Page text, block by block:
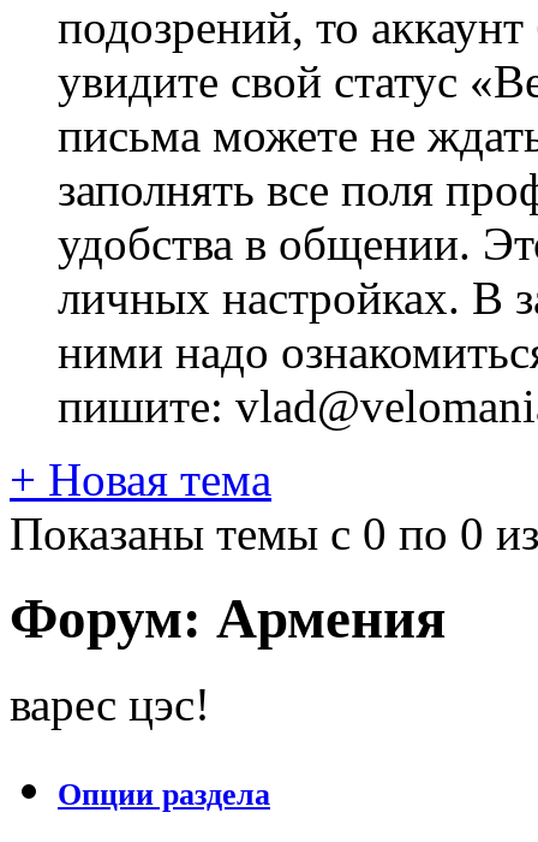
подозрений, то
увидите свой статус
письма можете не
заполнять все поля
удобства в общении.
личных настройках. В
ними надо
пишите:
+ Новая тема
Показаны темы с 0 по 0
Форум: Армения
варес цэс!
Опции раздела